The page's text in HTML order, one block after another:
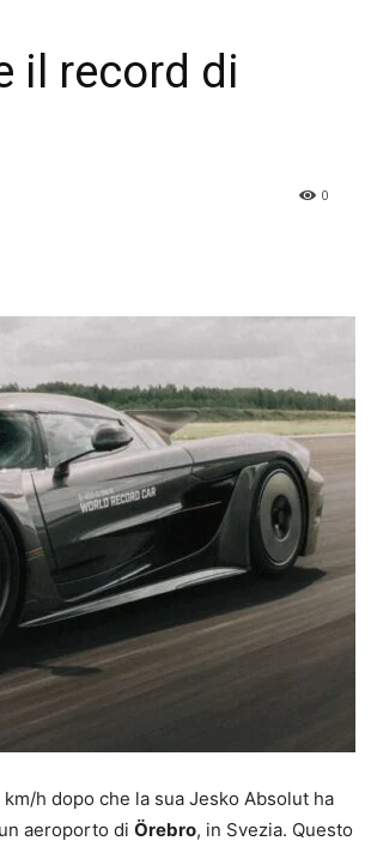
il record di
0
h dopo che la sua Jesko Absolut ha
aeroporto di Örebro, in Svezia. Questo